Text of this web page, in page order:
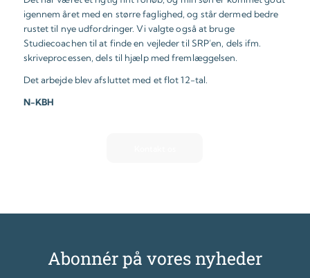
igennem året med en større faglighed, og står dermed bedre
rustet til nye udfordringer. Vi valgte også at bruge
Studiecoachen til at finde en vejleder til SRP’en, dels ifm.
skriveprocessen, dels til hjælp med fremlæggelsen.
Det arbejde blev afsluttet med et flot 12-tal.
N-KBH
Abonnér på vores nyheder